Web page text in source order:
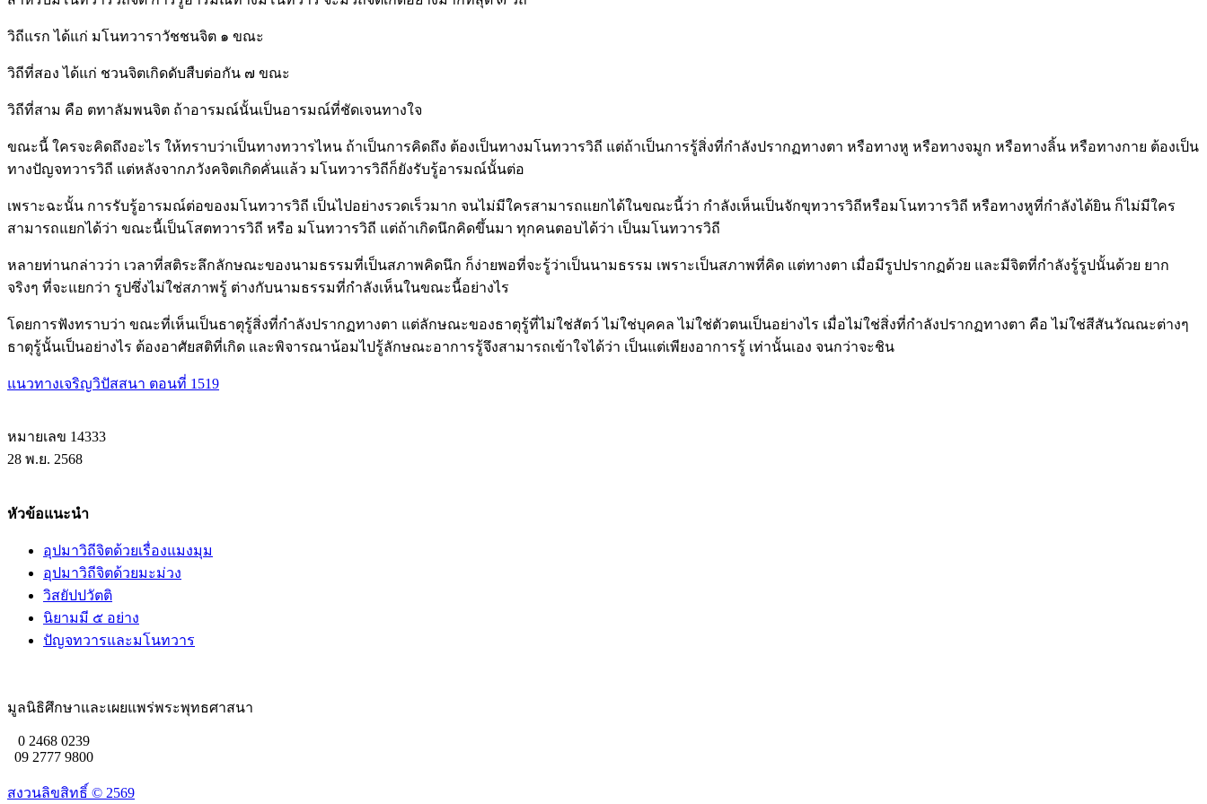
วิถีแรก ได้แก่ มโนทวาราวัชชนจิต ๑ ขณะ
วิถีที่สอง ได้แก่ ชวนจิตเกิดดับสืบต่อกัน ๗ ขณะ
วิถีที่สาม คือ ตทาลัมพนจิต ถ้าอารมณ์นั้นเป็นอารมณ์ที่ชัดเจนทางใจ
ขณะนี้ ใครจะคิดถึงอะไร ให้ทราบว่าเป็นทางทวารไหน ถ้าเป็นการคิดถึง ต้องเป็นทางมโนทวารวิถี แต่ถ้าเป็นการรู้สิ่งที่กำลังปรากฏทางตา หรือทางหู หรือทางจมูก หรือทางลิ้น หรือทางกาย ต้องเป็น
ทางปัญจทวารวิถี แต่หลังจากภวังคจิตเกิดคั่นแล้ว มโนทวารวิถีก็ยังรับรู้อารมณ์นั้นต่อ
เพราะฉะนั้น การรับรู้อารมณ์ต่อของมโนทวารวิถี เป็นไปอย่างรวดเร็วมาก จนไม่มีใครสามารถแยกได้ในขณะนี้ว่า กำลังเห็นเป็นจักขุทวารวิถีหรือมโนทวารวิถี หรือทางหูที่กำลังได้ยิน ก็ไม่มีใคร
สามารถแยกได้ว่า ขณะนี้เป็นโสตทวารวิถี หรือ มโนทวารวิถี แต่ถ้าเกิดนึกคิดขึ้นมา ทุกคนตอบได้ว่า เป็นมโนทวารวิถี
หลายท่านกล่าวว่า เวลาที่สติระลึกลักษณะของนามธรรมที่เป็นสภาพคิดนึก ก็ง่ายพอที่จะรู้ว่าเป็นนามธรรม เพราะเป็นสภาพที่คิด แต่ทางตา เมื่อมีรูปปรากฏด้วย และมีจิตที่กำลังรู้รูปนั้นด้วย ยาก
จริงๆ ที่จะแยกว่า รูปซึ่งไม่ใช่สภาพรู้ ต่างกับนามธรรมที่กำลังเห็นในขณะนี้อย่างไร
โดยการฟังทราบว่า ขณะที่เห็นเป็นธาตุรู้สิ่งที่กำลังปรากฏทางตา แต่ลักษณะของธาตุรู้ที่ไม่ใช่สัตว์ ไม่ใช่บุคคล ไม่ใช่ตัวตนเป็นอย่างไร เมื่อไม่ใช่สิ่งที่กำลังปรากฏทางตา คือ ไม่ใช่สีสันวัณณะต่างๆ
ธาตุรู้นั้นเป็นอย่างไร ต้องอาศัยสติที่เกิด และพิจารณาน้อมไปรู้ลักษณะอาการรู้จึงสามารถเข้าใจได้ว่า เป็นแต่เพียงอาการรู้ เท่านั้นเอง จนกว่าจะชิน
แนวทางเจริญวิปัสสนา ตอนที่ 1519
หมายเลข 14333
28 พ.ย. 2568
หัวข้อแนะนำ
อุปมาวิถีจิตด้วยเรื่องแมงมุม
อุปมาวิถีจิตด้วยมะม่วง
วิสยัปปวัตติ
นิยามมี ๕ อย่าง
ปัญจทวารและมโนทวาร
มูลนิธิศึกษาและเผยแพร่พระพุทธศาสนา
0 2468 0239
09 2777 9800
สงวนลิขสิทธิ์ © 2569